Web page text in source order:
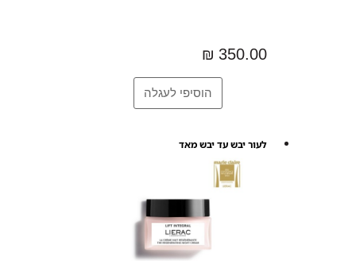
350.00 ₪
לעור יבש עד יבש מאד